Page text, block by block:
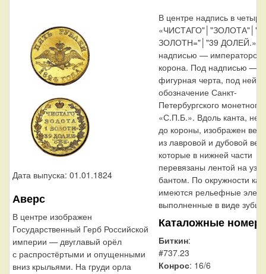
Дата выпуска: 01.01.1824
Аверс
В центре изображен
Государственный Герб Российской
империи — двуглавый орёл
с распростёртыми и опущенными
вниз крыльями. На груди орла
В центре надпись в четыре
«ЧИСТАГО"│"ЗОЛОТА"│"1
ЗОЛОТН="│"39 ДОЛЕЙ.».
надписью —
корона. Под надписью —
фигурная черта, под ней
обозначение Санкт-
Петербургского монетного
«С.П.Б.». Вдоль канта, не
до короны, изображен
из лавровой и дубовой
которые в нижней части
перевязаны лентой на узел
бантом. По окружности
имеются рельефные
выполненные в виде
Каталожные номера
Биткин:
#737.23
Конрос: 16/6